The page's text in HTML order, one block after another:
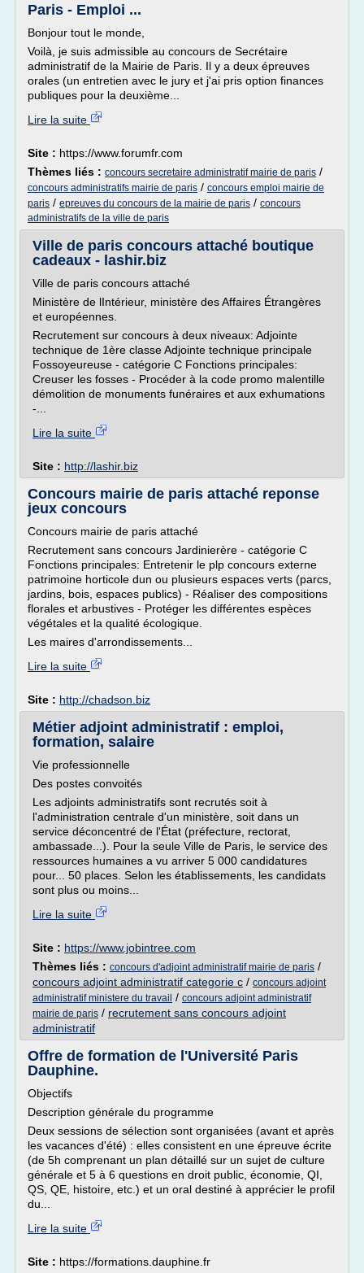
Paris - Emploi ...
Bonjour tout le monde,
Voilà, je suis admissible au concours de Secrétaire
administratif de la Mairie de Paris. Il y a deux épreuves
orales (un entretien avec le jury et j'ai pris option finances
publiques pour la deuxième...
Lire la suite
Site : https://www.forumfr.com
Thèmes liés : concours secretaire administratif mairie de paris /
concours administratifs mairie de paris / concours emploi mairie de
paris / epreuves du concours de la mairie de paris / concours
administratifs de la ville de paris
Ville de paris concours attaché boutique
cadeaux - lashir.biz
Ville de paris concours attaché
Ministère de lIntérieur, ministère des Affaires Étrangères
et européennes.
Recrutement sur concours à deux niveaux: Adjointe
technique de 1ère classe Adjointe technique principale
Fossoyeureuse - catégorie C Fonctions principales:
Creuser les fosses - Procéder à la code promo malentille
démolition de monuments funéraires et aux exhumations
-...
Lire la suite
Site : http://lashir.biz
Concours mairie de paris attaché reponse
jeux concours
Concours mairie de paris attaché
Recrutement sans concours Jardinierère - catégorie C
Fonctions principales: Entretenir le plp concours externe
patrimoine horticole dun ou plusieurs espaces verts (parcs,
jardins, bois, espaces publics) - Réaliser des compositions
florales et arbustives - Protéger les différentes espèces
végétales et la qualité écologique.
Les maires d'arrondissements...
Lire la suite
Site : http://chadson.biz
Métier adjoint administratif : emploi,
formation, salaire
Vie professionnelle
Des postes convoités
Les adjoints administratifs sont recrutés soit à
l'administration centrale d'un ministère, soit dans un
service déconcentré de l'État (préfecture, rectorat,
ambassade...). Pour la seule Ville de Paris, le service des
ressources humaines a vu arriver 5 000 candidatures
pour... 50 places. Selon les établissements, les candidats
sont plus ou moins...
Lire la suite
Site : https://www.jobintree.com
Thèmes liés : concours d'adjoint administratif mairie de paris /
concours adjoint administratif categorie c / concours adjoint
administratif ministere du travail / concours adjoint administratif
mairie de paris / recrutement sans concours adjoint
administratif
Offre de formation de l'Université Paris
Dauphine.
Objectifs
Description générale du programme
Deux sessions de sélection sont organisées (avant et après
les vacances d'été) : elles consistent en une épreuve écrite
(de 5h comprenant un plan détaillé sur un sujet de culture
générale et 5 à 6 questions en droit public, économie, QI,
QS, QE, histoire, etc.) et un oral destiné à apprécier le profil
du...
Lire la suite
Site : https://formations.dauphine.fr